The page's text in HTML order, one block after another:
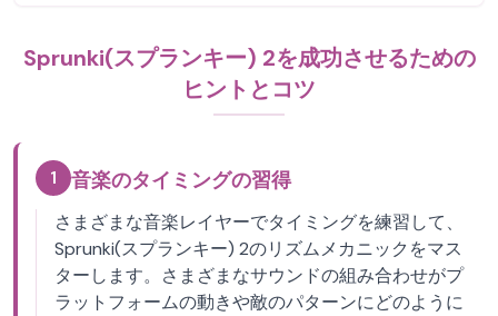
Sprunki(スプランキー) 2を成功させるための
ヒントとコツ
1 音楽のタイミングの習得
さまざまな音楽レイヤーでタイミングを練習して、
Sprunki(スプランキー) 2のリズムメカニックをマス
ターします。さまざまなサウンドの組み合わせがプ
ラットフォームの動きや敵のパターンにどのように